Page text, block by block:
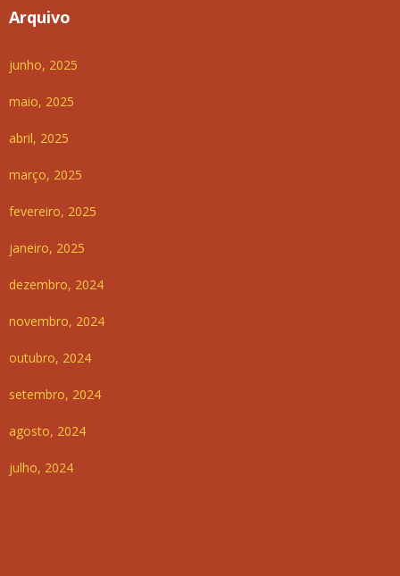
Arquivo
junho, 2025
maio, 2025
abril, 2025
março, 2025
fevereiro, 2025
janeiro, 2025
dezembro, 2024
novembro, 2024
outubro, 2024
setembro, 2024
agosto, 2024
julho, 2024